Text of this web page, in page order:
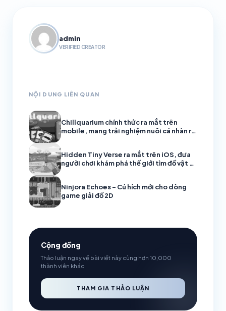
admin
VERIFIED CREATOR
NỘI DUNG LIÊN QUAN
Chillquarium chính thức ra mắt trên
mobile, mang trải nghiệm nuôi cá nhàn rỗi
Hidden Tiny Verse ra mắt trên iOS, đưa
người chơi khám phá thế giới tìm đồ vật ẩn
Ninjora Echoes – Cú hích mới cho dòng
game giải đố 2D
Cộng đồng
Thảo luận ngay về bài viết này cùng hơn 10,000
thành viên khác.
THAM GIA THẢO LUẬN